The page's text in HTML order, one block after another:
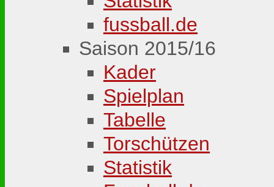
fussball.de
Saison 2015/16
Kader
Spielplan
Tabelle
Torschützen
Statistik